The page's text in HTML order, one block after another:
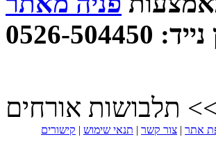
504450
>> תלבושות אורחים
אתר | צור קשר | תנאי שימוש | קישורים